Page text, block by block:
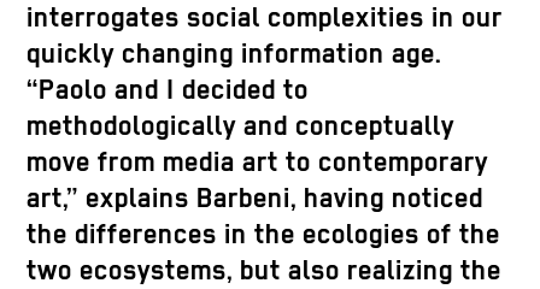
interrogates social complexities in our
quickly changing information age.
“Paolo and I decided to
methodologically and conceptually
move from media art to contemporary
art,” explains Barbeni, having noticed
the differences in the ecologies of the
two ecosystems, but also realizing the